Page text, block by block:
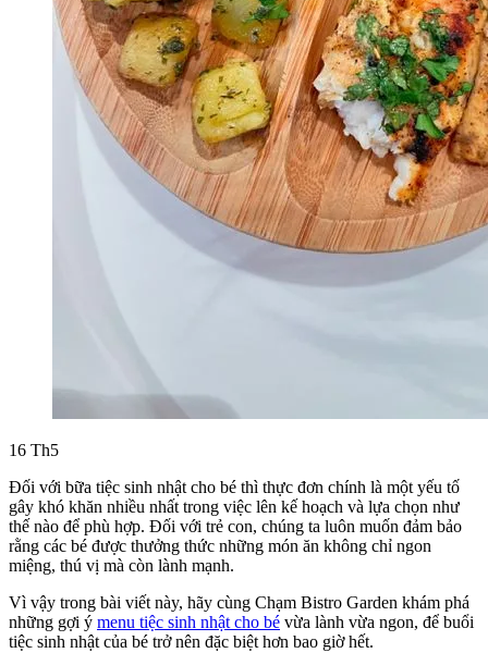
16 Th5
Đối với bữa tiệc sinh nhật cho bé thì thực đơn chính là một yếu tố
gây khó khăn nhiều nhất trong việc lên kế hoạch và lựa chọn như
thế nào để phù hợp. Đối với trẻ con, chúng ta luôn muốn đảm bảo
rằng các bé được thưởng thức những món ăn không chỉ ngon
miệng, thú vị mà còn lành mạnh.
Vì vậy trong bài viết này, hãy cùng Chạm Bistro Garden khám phá
những gợi ý menu tiệc sinh nhật cho bé vừa lành vừa ngon, để buổi
tiệc sinh nhật của bé trở nên đặc biệt hơn bao giờ hết.